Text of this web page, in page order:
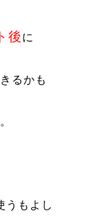
後に
るかも
うもよし